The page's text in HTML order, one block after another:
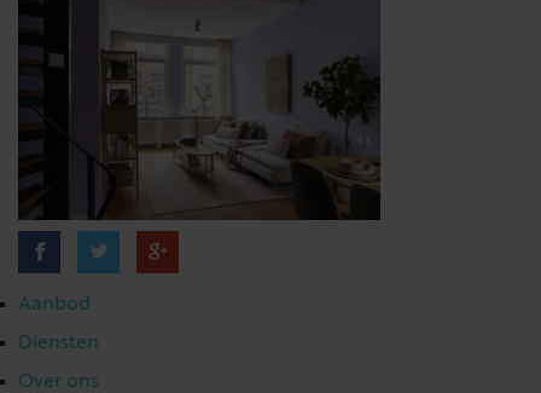
Aanbod
Diensten
Over ons